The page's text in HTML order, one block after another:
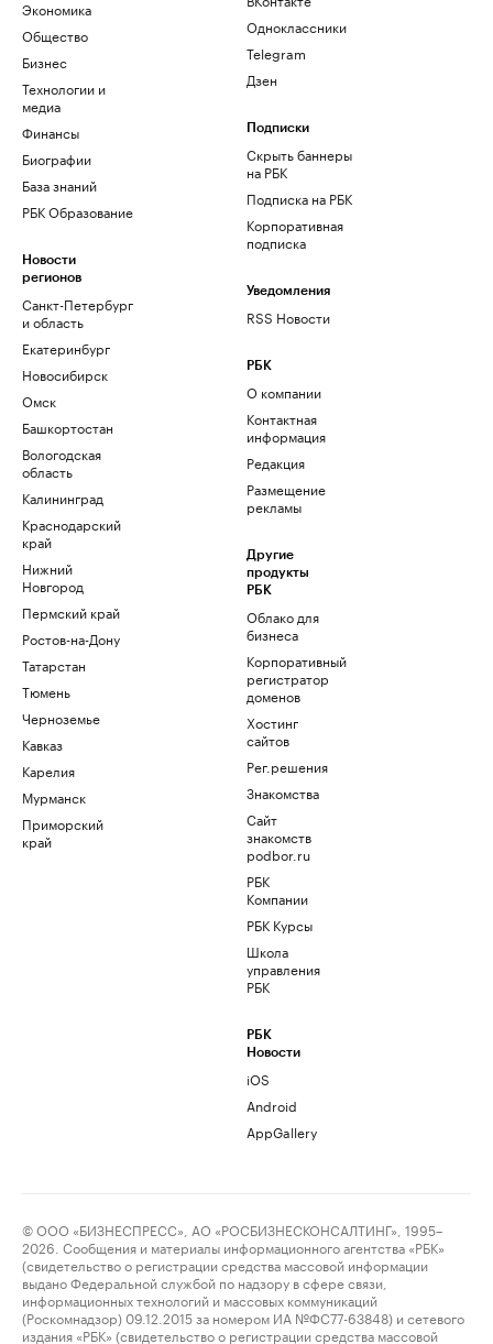
Экономика
Общество
Бизнес
Технологии и
медиа
Финансы
Биографии
База знаний
РБК Образование
Новости
регионов
Санкт-Петербург
и область
Екатеринбург
Новосибирск
Омск
Башкортостан
Вологодская
область
Калининград
Краснодарский
край
Нижний
Новгород
Пермский край
Ростов-на-Дону
Татарстан
Тюмень
Черноземье
Кавказ
Карелия
Мурманск
Приморский
край
Одноклассники
Telegram
Дзен
Подписки
Скрыть баннеры
на РБК
Подписка на РБК
Корпоративная
подписка
Уведомления
RSS Новости
РБК
О компании
Контактная
информация
Редакция
Размещение
рекламы
Другие
продукты
РБК
Облако для
бизнеса
Корпоративный
регистратор
доменов
Хостинг
сайтов
Рег.решения
Знакомства
Сайт
знакомств
podbor.ru
РБК
Компании
РБК Курсы
Школа
управления
РБК
РБК
Новости
iOS
Android
AppGallery
© ООО «БИЗНЕСПРЕСС», АО «РОСБИЗНЕСКОНСАЛТИНГ», 1995–
2026. Сообщения и материалы информационного агентства «РБК»
(свидетельство о регистрации средства массовой информации
выдано Федеральной службой по надзору в сфере связи,
информационных технологий и массовых коммуникаций
(Роскомнадзор) 09.12.2015 за номером ИА №ФС77-63848) и сетевого
издания «РБК» (свидетельство о регистрации средства массовой